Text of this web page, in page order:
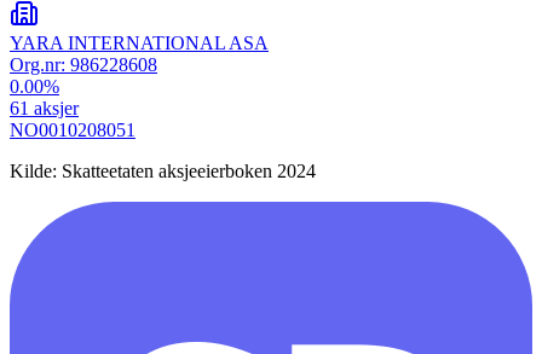
YARA INTERNATIONAL ASA
Org.nr: 986228608
0.00%
61 aksjer
NO0010208051
Kilde: Skatteetaten aksjeeierboken 2024